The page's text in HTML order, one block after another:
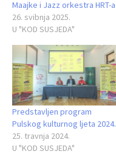
Maajke i Jazz orkestra HRT-a
26. svibnja 2025.
U "KOD SUSJEDA"
Predstavljen program
Pulskog kulturnog ljeta 2024.
25. travnja 2024.
U "KOD SUSJEDA"